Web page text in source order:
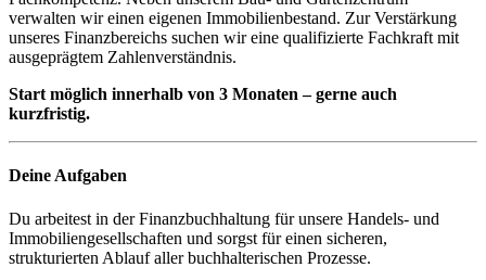
verwalten wir einen eigenen Immobilienbestand. Zur Verstärkung
unseres Finanzbereichs suchen wir eine qualifizierte Fachkraft mit
ausgeprägtem Zahlenverständnis.
Start möglich innerhalb von 3 Monaten – gerne auch
kurzfristig.
Deine Aufgaben
Du arbeitest in der Finanzbuchhaltung für unsere Handels- und
Immobiliengesellschaften und sorgst für einen sicheren,
strukturierten Ablauf aller buchhalterischen Prozesse.